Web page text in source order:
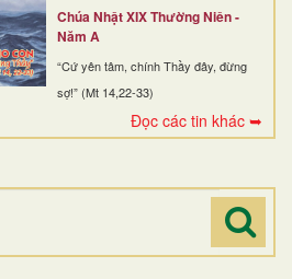
Chúa Nhật XIX Thường Niên -
Năm A
“Cứ yên tâm, chính Thầy đây, đừng
sợ!” (Mt 14,22-33)
Đọc các tin khác ➥